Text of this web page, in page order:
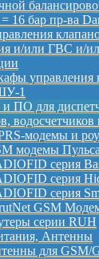
16 бар пр-ва
и/или ГВС и/
управления
1
ПО для
водосчетчиков
модемы и
модемы
серия
серия
серия
GSM
серии RUH
Антенны
для